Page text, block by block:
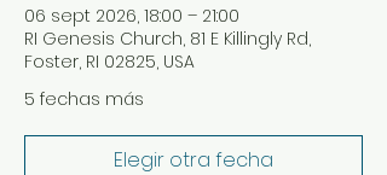
06 sept 2026, 18:00 – 21:00
RI Genesis Church, 81 E Killingly Rd,
Foster, RI 02825, USA
5 fechas más
Elegir otra fecha